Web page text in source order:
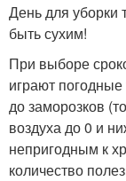
День для уборки
быть сухим!
При выборе
играют
до заморозков
воздуха до 0 и
непригодным к
количество